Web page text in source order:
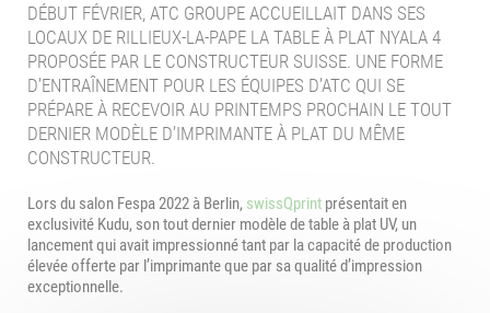
DÉBUT FÉVRIER, ATC GROUPE ACCUEILLAIT DANS SES
LOCAUX DE RILLIEUX-LA-PAPE LA TABLE À PLAT NYALA 4
PROPOSÉE PAR LE CONSTRUCTEUR SUISSE. UNE FORME
D’ENTRAÎNEMENT POUR LES ÉQUIPES D’ATC QUI SE
PRÉPARE À RECEVOIR AU PRINTEMPS PROCHAIN LE TOUT
DERNIER MODÈLE D’IMPRIMANTE À PLAT DU MÊME
CONSTRUCTEUR.
Lors du salon Fespa 2022 à Berlin, swissQprintprésentait en
exclusivité Kudu, son tout dernier modèle de table à plat UV, un
lancement qui avait impressionné tant par la capacité de production
élevée offerte par l’imprimante que par sa qualité d’impression
exceptionnelle.